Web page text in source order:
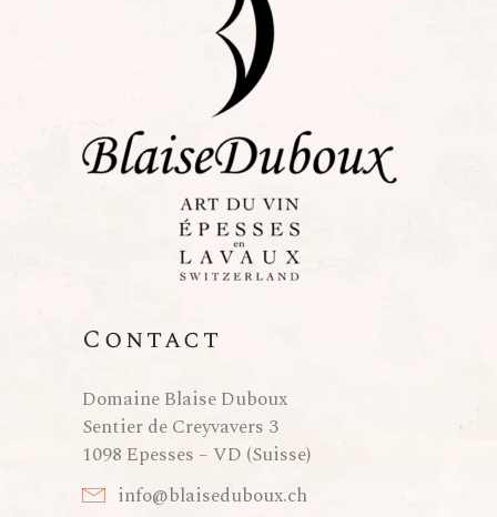
Contact
Domaine Blaise Duboux
Sentier de Creyvavers 3
1098 Epesses – VD (Suisse)
info@blaiseduboux.ch